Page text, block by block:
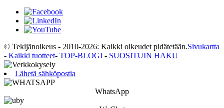
© Tekijänoikeus - 2010-2026: Kaikki oikeudet pidätetään.Sivukartta
- Kaikki tuotteet- TOP-BLOGI - SUOSITUIN HAKU
Lähetä sähköpostia
WhatsApp